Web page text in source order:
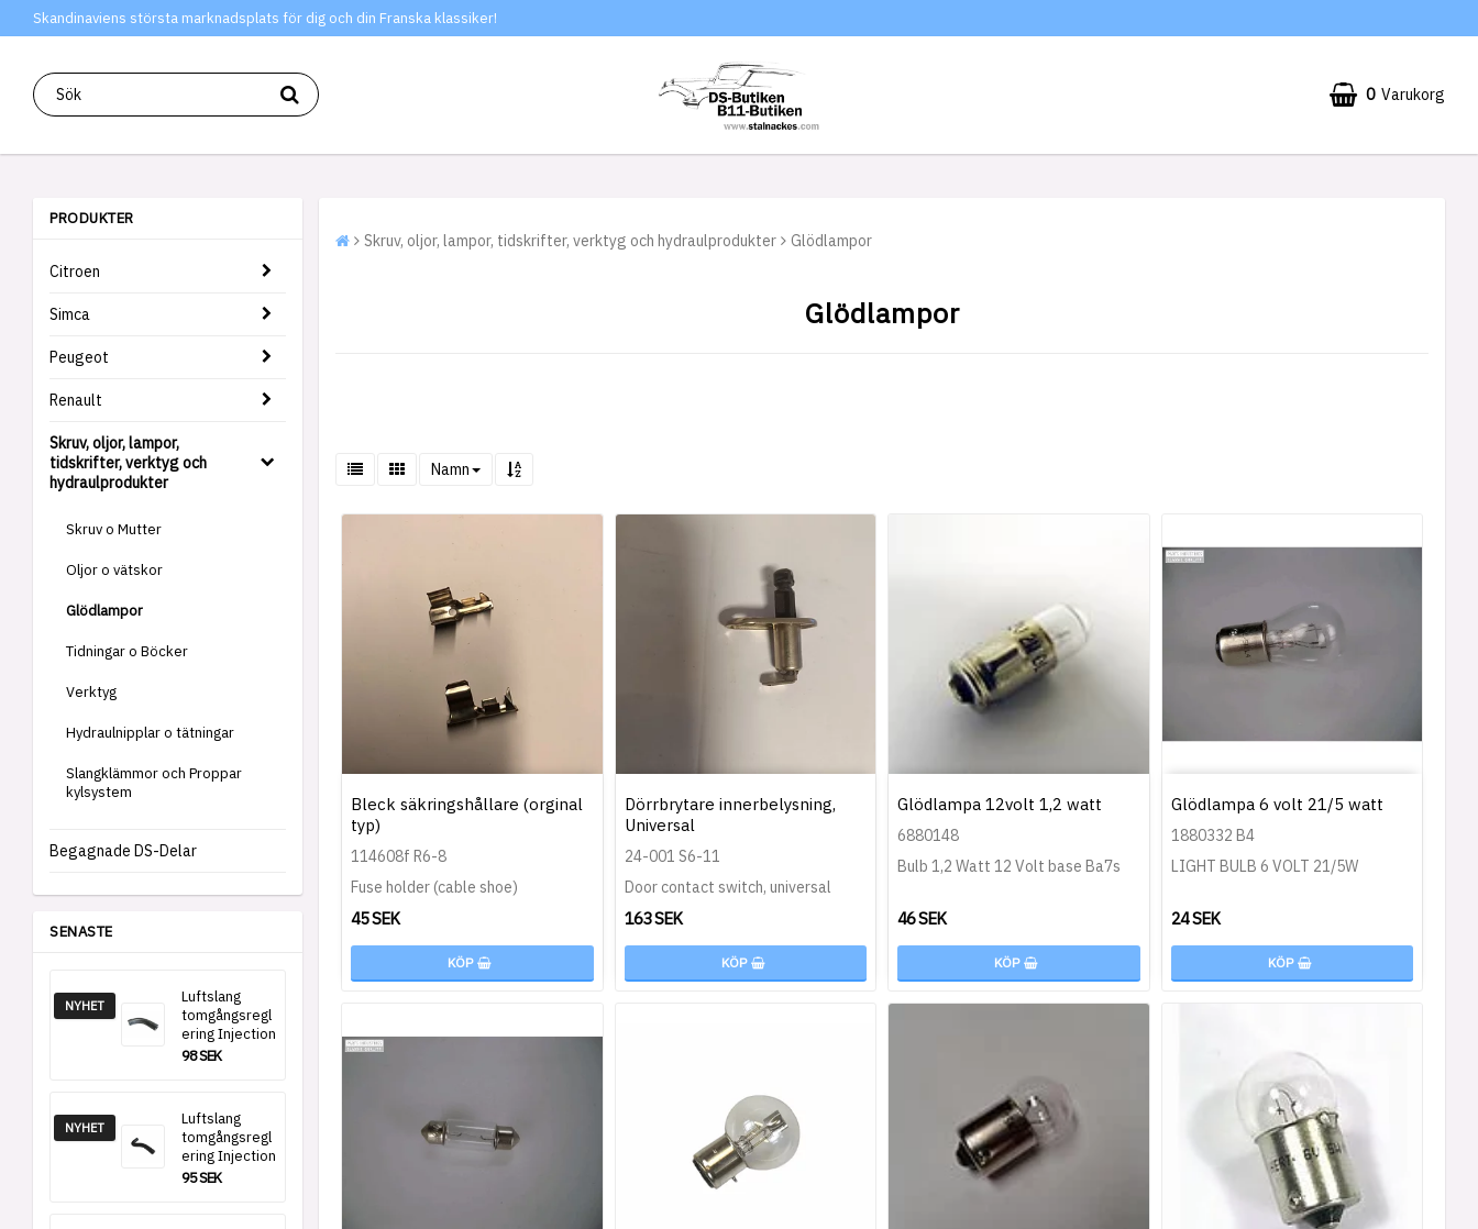
Skandinaviens största marknadsplats för dig och din Franska klassiker!
0 Varukorg
Din varukorg är tom
PRODUKTER
Citroen
Simca
Peugeot
Renault
Skruv, oljor, lampor,
tidskrifter, verktyg och
hydraulprodukter
Skruv o Mutter
Oljor o vätskor
Glödlampor
Tidningar o Böcker
Verktyg
Hydraulnipplar o tätningar
Slangklämmor och Proppar
kylsystem
Begagnade DS-Delar
SENASTE
NYHET
Luftslang
tomgångsregl
ering Injection
98 SEK
NYHET
Luftslang
tomgångsregl
ering Injection
95 SEK
Skruv, oljor, lampor, tidskrifter, verktyg och hydraulprodukter Glödlampor
Glödlampor
Namn
Bleck säkringshållare (orginal
typ)
114608f R6-8
Fuse holder (cable shoe)
45 SEK
KÖP
Dörrbrytare innerbelysning,
Universal
24-001 S6-11
Door contact switch, universal
163 SEK
KÖP
Glödlampa 12volt 1,2 watt
6880148
Bulb 1,2 Watt 12 Volt base Ba7s
46 SEK
KÖP
Glödlampa 6 volt 21/5 watt
1880332 B4
LIGHT BULB 6 VOLT 21/5W
24 SEK
KÖP